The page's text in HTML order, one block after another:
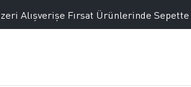
Alışverişe Fırsat Ürünlerinde Sepette